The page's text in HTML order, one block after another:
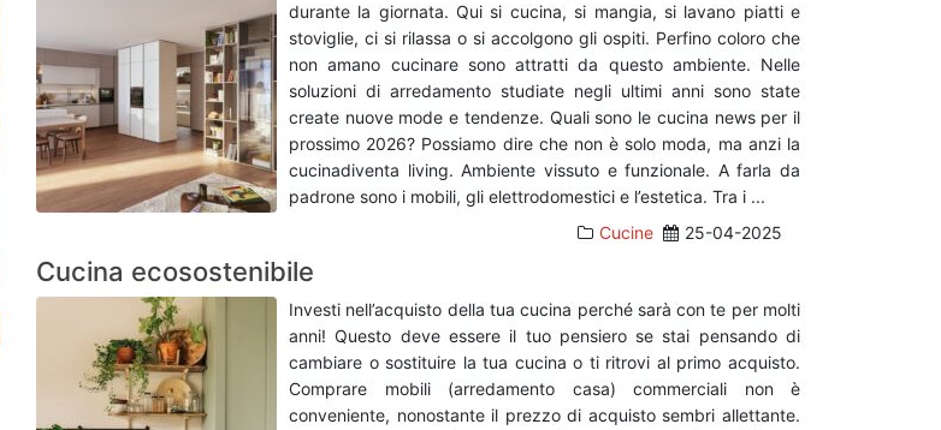
durante la giornata. Qui si cucina, si mangia, si lavano piatti e
stoviglie, ci si rilassa o si accolgono gli ospiti. Perfino coloro che
non amano cucinare sono attratti da questo ambiente. Nelle
soluzioni di arredamento studiate negli ultimi anni sono state
create nuove mode e tendenze. Quali sono le cucina news per il
prossimo 2026? Possiamo dire che non è solo moda, ma anzi la
cucinadiventa living. Ambiente vissuto e funzionale. A farla da
padrone sono i mobili, gli elettrodomestici e l’estetica. Tra i ...
Cucine
25-04-2025
Cucina ecosostenibile
Investi nell’acquisto della tua cucina perché sarà con te per molti
anni! Questo deve essere il tuo pensiero se stai pensando di
cambiare o sostituire la tua cucina o ti ritrovi al primo acquisto.
Comprare mobili (arredamento casa) commerciali non è
conveniente, nonostante il prezzo di acquisto sembri allettante.